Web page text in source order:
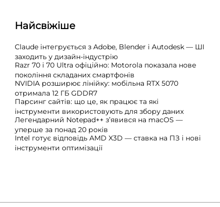
Найсвіжіше
Claude інтегрується з Adobe, Blender і Autodesk — ШІ
заходить у дизайн-індустрію
Razr 70 і 70 Ultra офіційно: Motorola показала нове
покоління складаних смартфонів
NVIDIA розширює лінійку: мобільна RTX 5070
отримала 12 ГБ GDDR7
Парсинг сайтів: що це, як працює та які
інструменти використовують для збору даних
Легендарний Notepad++ з’явився на macOS —
уперше за понад 20 років
Intel готує відповідь AMD X3D — ставка на ПЗ і нові
інструменти оптимізації